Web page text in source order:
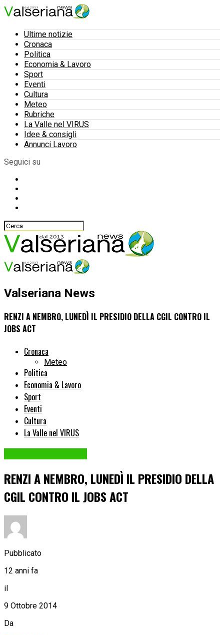
Ultime notizie
Cronaca
Politica
Economia & Lavoro
Sport
Eventi
Cultura
Meteo
Rubriche
La Valle nel VIRUS
Idee & consigli
Annunci Lavoro
Seguici su
Valseriana News
RENZI A NEMBRO, LUNEDÌ IL PRESIDIO DELLA CGIL CONTRO IL
JOBS ACT
Cronaca
Meteo
Politica
Economia & Lavoro
Sport
Eventi
Cultura
La Valle nel VIRUS
RENZI A NEMBRO, LUNEDÌ IL PRESIDIO DELLA
CGIL CONTRO IL JOBS ACT
Pubblicato
12 anni fa
il
9 Ottobre 2014
Da